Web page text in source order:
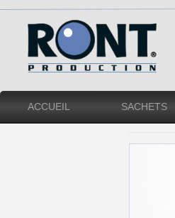
ACCUEIL SACHETS